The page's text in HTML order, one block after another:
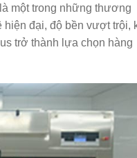
một trong những thương
đại, độ bền vượt trội,
trở thành lựa chọn hàng